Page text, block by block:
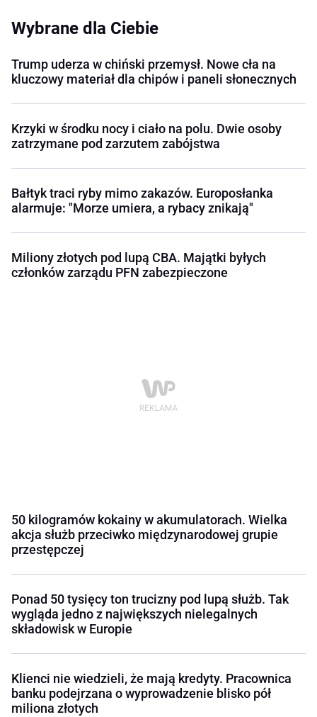
Wybrane dla Ciebie
Trump uderza w chiński przemysł. Nowe cła na
kluczowy materiał dla chipów i paneli słonecznych
Krzyki w środku nocy i ciało na polu. Dwie osoby
zatrzymane pod zarzutem zabójstwa
Bałtyk traci ryby mimo zakazów. Europosłanka
alarmuje: "Morze umiera, a rybacy znikają"
Miliony złotych pod lupą CBA. Majątki byłych
członków zarządu PFN zabezpieczone
50 kilogramów kokainy w akumulatorach. Wielka
akcja służb przeciwko międzynarodowej grupie
przestępczej
Ponad 50 tysięcy ton trucizny pod lupą służb. Tak
wygląda jedno z największych nielegalnych
składowisk w Europie
Klienci nie wiedzieli, że mają kredyty. Pracownica
banku podejrzana o wyprowadzenie blisko pół
miliona złotych